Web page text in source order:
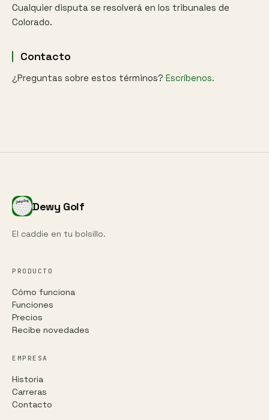
Cualquier disputa se resolverá en los tribunales de
Colorado.
Contacto
¿Preguntas sobre estos términos? Escríbenos.
Dewy Golf
El caddie en tu bolsillo.
PRODUCTO
Cómo funciona
Funciones
Precios
Recibe novedades
EMPRESA
Historia
Carreras
Contacto